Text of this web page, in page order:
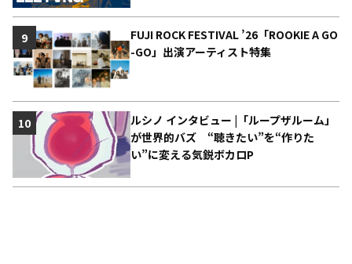
FUJI ROCK FESTIVAL ’26「ROOKIE A GO
-GO」出演アーティスト特集
9
ルシノ インタビュー |「ループザルーム」
が世界的バズ “聴きたい”を“作りた
い”に変える気鋭ボカロP
10